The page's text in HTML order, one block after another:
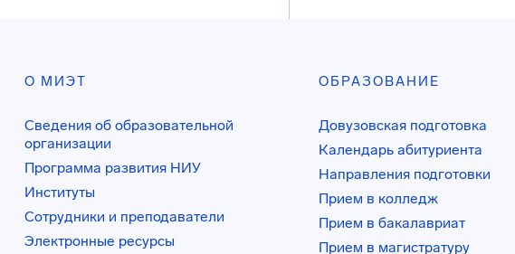
О МИЭТ
Сведения об образовательной
организации
Программа развития НИУ
Институты
Сотрудники и преподаватели
Электронные ресурсы
ОБРАЗОВАНИЕ
Довузовская подготовка
Календарь абитуриента
Направления подготовки
Прием в колледж
Прием в бакалавриат
Прием в магистратуру